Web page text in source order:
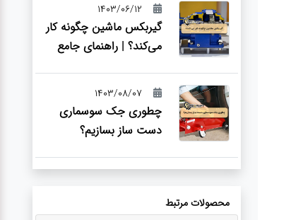
1403/06/12
گیربکس ماشین چگونه کار
می‌کند؟ | راهنمای جامع
1403/08/07
چطوری جک سوسماری
دست ساز بسازیم؟
محصولات مرتبط